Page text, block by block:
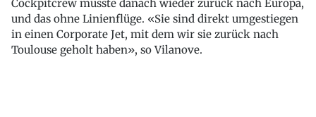
Cockpitcrew musste danach wieder zurück nach Europa,
und das ohne Linienflüge. «Sie sind direkt umgestiegen
in einen Corporate Jet, mit dem wir sie zurück nach
Toulouse geholt haben», so Vilanove.